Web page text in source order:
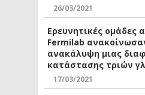
26/03/2021
Ερευνητικές ομάδες
Fermilab
ανακάλυψη μιας
κατάστασης τριών
17/03/2021